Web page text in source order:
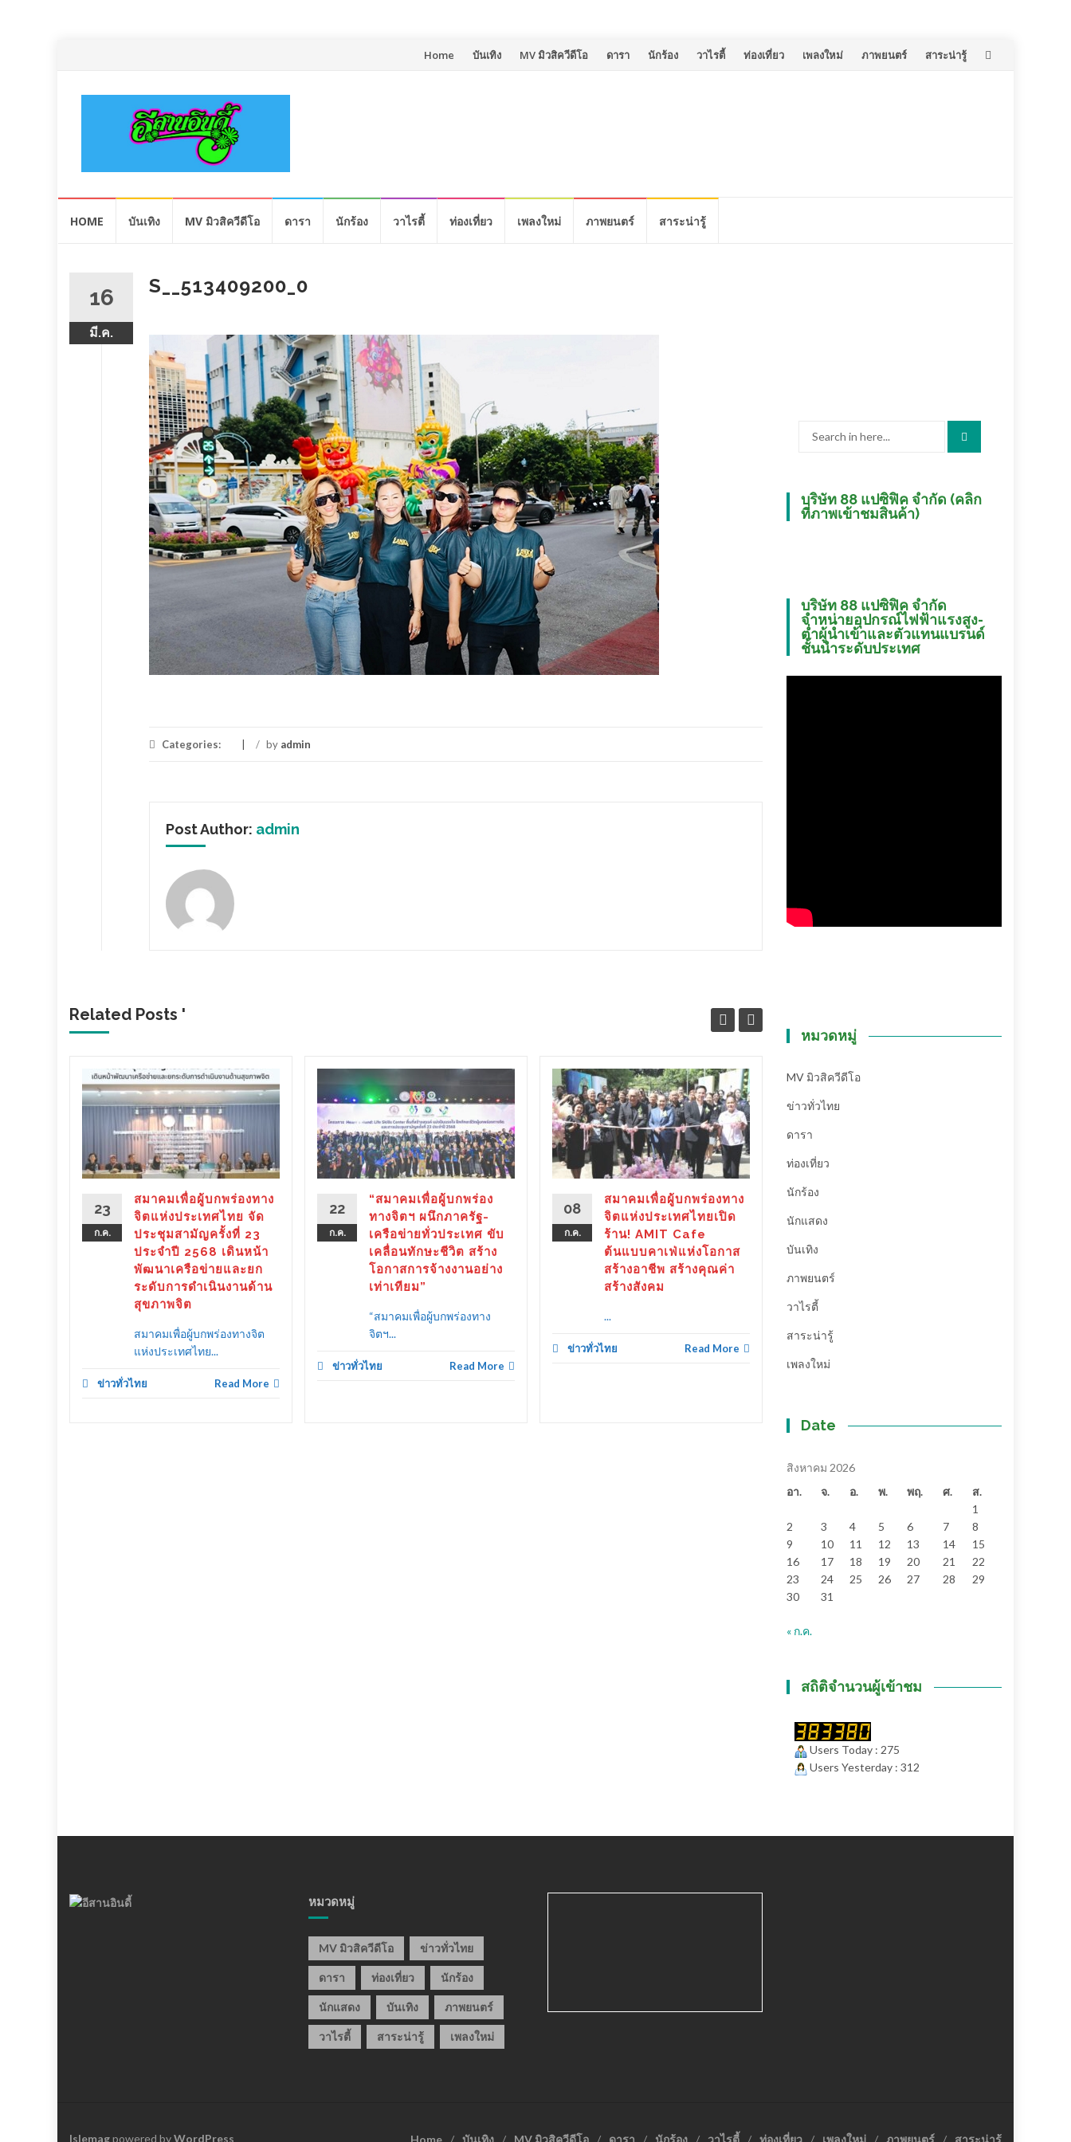
Skip
Home บันเทิง MV มิวสิควีดีโอ ดารา นักร้อง วาไรตี้ ท่องเที่ยว เพลงใหม่ ภาพยนตร์ สาระน่ารู้
HOME บันเทิง MV มิวสิควีดีโอ ดารา นักร้อง วาไรตี้ ท่องเที่ยว เพลงใหม่ ภาพยนตร์ สาระน่ารู้
16
มี.ค.
S__513409200_0
Categories: / by admin
Post Author: admin
Related Posts '
23
ก.ค.
สมาคมเพื่อผู้บกพร่องทาง
จิตแห่งประเทศไทย จัด
ประชุมสามัญครั้งที่ 23
ประจำปี 2568 เดินหน้า
พัฒนาเครือข่ายและยก
ระดับการดำเนินงานด้าน
สุขภาพจิต
สมาคมเพื่อผู้บกพร่องทางจิต
แห่งประเทศไทย...
ข่าวทั่วไทย Read More
22
ก.ค.
“สมาคมเพื่อผู้บกพร่อง
ทางจิตฯ ผนึกภาครัฐ-
เครือข่ายทั่วประเทศ ขับ
เคลื่อนทักษะชีวิต สร้าง
โอกาสการจ้างงานอย่าง
เท่าเทียม”
“สมาคมเพื่อผู้บกพร่องทาง
จิตฯ...
ข่าวทั่วไทย Read More
08
ก.ค.
สมาคมเพื่อผู้บกพร่องทาง
จิตแห่งประเทศไทยเปิด
ร้าน! AMIT Cafe
ต้นแบบคาเฟ่แห่งโอกาส
สร้างอาชีพ สร้างคุณค่า
สร้างสังคม
...
ข่าวทั่วไทย Read More
20
บริษัท 88 แปซิฟิค จำกัด (คลิก
ที่ภาพเข้าชมสินค้า)
บริษัท 88 แปซิฟิค จำกัด
จำหน่ายอุปกรณ์ไฟฟ้าแรงสูง-
ต่ำผู้นำเข้าและตัวแทนแบรนด์
ชั้นนำระดับประเทศ
หมวดหมู่
MV มิวสิควีดีโอ
ข่าวทั่วไทย
ดารา
ท่องเที่ยว
นักร้อง
นักแสดง
บันเทิง
ภาพยนตร์
วาไรตี้
สาระน่ารู้
เพลงใหม่
Date
สิงหาคม 2026
อา.
จ. อ. พ. พฤ. ศ.
ส.
1
2
3 4 5 6 7
8
9
10 11 12 13 14
15
16
17 18 19 20 21
22
23
24 25 26 27 28
29
30
31
« ก.ค.
สถิติจำนวนผู้เข้าชม
Users Today : 275
Users Yesterday : 312
หมวดหมู่
MV มิวสิควีดีโอ ข่าวทั่วไทย
ดารา ท่องเที่ยว นักร้อง
นักแสดง บันเทิง ภาพยนตร์
วาไรตี้ สาระน่ารู้ เพลงใหม่
Home บันเทิง MV มิวสิควีดีโอ ดารา นักร้อง วาไรตี้ ท่องเที่ยว เพลงใหม่ ภาพยนตร์ สาระน่ารู้
Islemagpowered byWordPress